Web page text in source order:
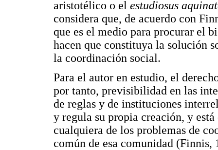
aristotélico o el estudiosus
considera que, de acuerdo con
que es el medio para procurar el
hacen que constituya la solución
la coordinación social.
Para el autor en estudio, el
por tanto, previsibilidad en las
de reglas y de instituciones
y regula su propia creación, y
cualquiera de los problemas de
común de esa comunidad (Finnis,